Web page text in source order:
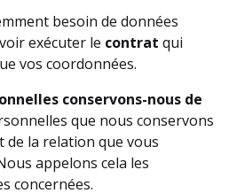
besoin de données
exécuter le contrat qui
vos coordonnées.
conservons-nous de
que nous conservons
la relation que vous
appelons cela les
concernées.